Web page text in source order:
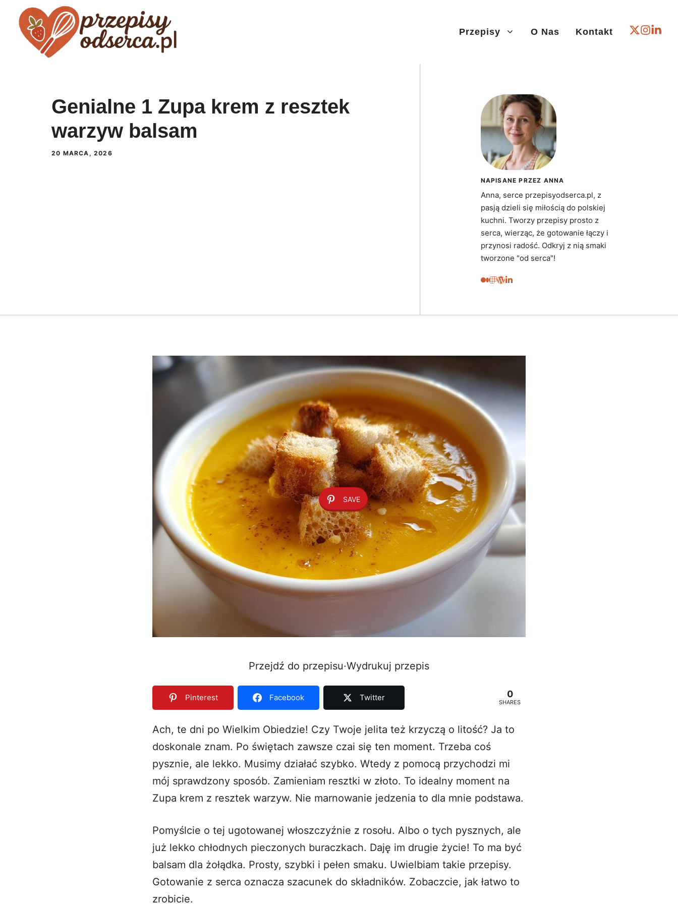
Przejdź
Przepisy O Nas Kontakt
Genialne 1 Zupa krem z resztek
warzyw balsam
20 MARCA, 2026
NAPISANE PRZEZ ANNA
Anna, serce przepisyodserca.pl, z
pasją dzieli się miłością do polskiej
kuchni. Tworzy przepisy prosto z
serca, wierząc, że gotowanie łączy i
przynosi radość. Odkryj z nią smaki
tworzone "od serca"!
SAVE
Przejdź do przepisu·Wydrukuj przepis
Pinterest Facebook Twitter 0
SHARES
Ach, te dni po Wielkim Obiedzie! Czy Twoje jelita też krzyczą o litość? Ja to
doskonale znam. Po świętach zawsze czai się ten moment. Trzeba coś
pysznie, ale lekko. Musimy działać szybko. Wtedy z pomocą przychodzi mi
mój sprawdzony sposób. Zamieniam resztki w złoto. To idealny moment na
Zupa krem z resztek warzyw. Nie marnowanie jedzenia to dla mnie podstawa.
Pomyślcie o tej ugotowanej włoszczyźnie z rosołu. Albo o tych pysznych, ale
już lekko chłodnych pieczonych buraczkach. Daję im drugie życie! To ma być
balsam dla żołądka. Prosty, szybki i pełen smaku. Uwielbiam takie przepisy.
Gotowanie z serca oznacza szacunek do składników. Zobaczcie, jak łatwo to
zrobicie.